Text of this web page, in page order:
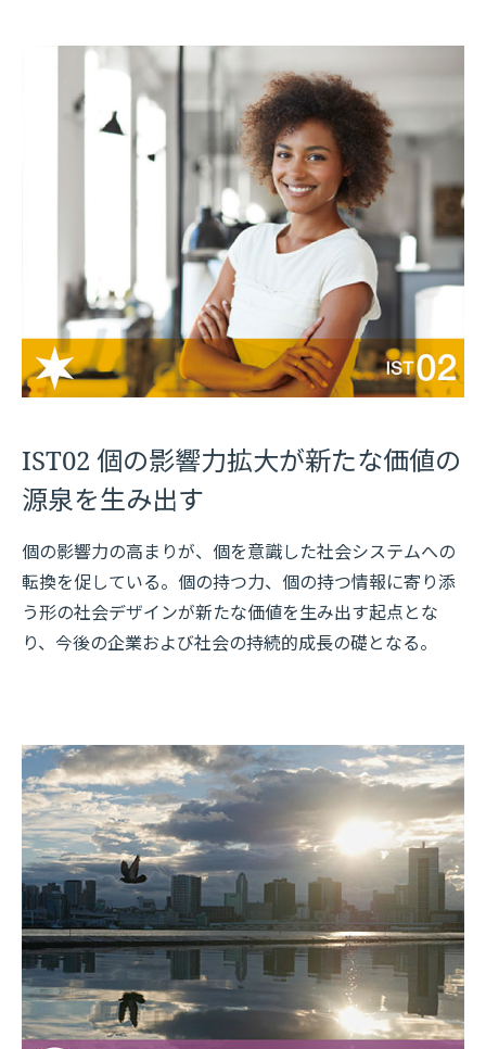
IST02 個の影響力拡大が新たな価値の
源泉を生み出す
個の影響力の高まりが、個を意識した社会システムへの
転換を促している。個の持つ力、個の持つ情報に寄り添
う形の社会デザインが新たな価値を生み出す起点とな
り、今後の企業および社会の持続的成長の礎となる。